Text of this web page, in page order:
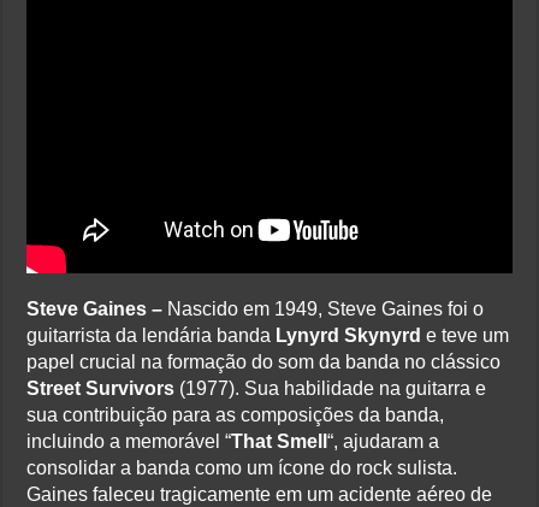
Steve Gaines – Nascido em 1949, Steve Gaines foi o
guitarrista da lendária banda Lynyrd Skynyrd e teve um
papel crucial na formação do som da banda no clássico
Street Survivors (1977). Sua habilidade na guitarra e
sua contribuição para as composições da banda,
incluindo a memorável “That Smell“, ajudaram a
consolidar a banda como um ícone do rock sulista.
Gaines faleceu tragicamente em um acidente aéreo de